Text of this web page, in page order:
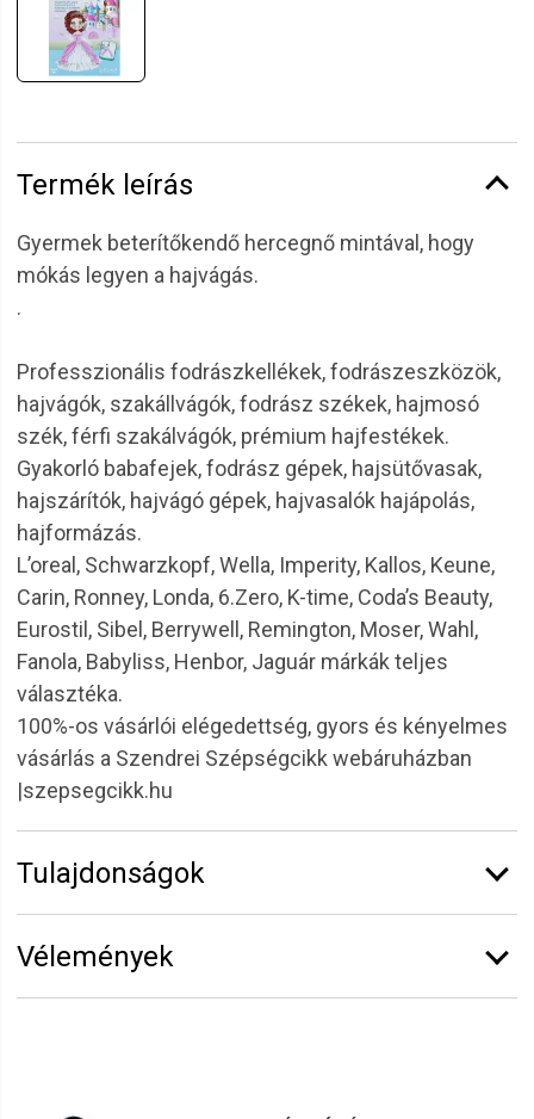
Termék leírás
Gyermek beterítőkendő hercegnő mintával, hogy
mókás legyen a hajvágás.
.
Professzionális fodrászkellékek, fodrászeszközök,
hajvágók, szakállvágók, fodrász székek, hajmosó
szék, férfi szakálvágók, prémium hajfestékek.
Gyakorló babafejek, fodrász gépek, hajsütővasak,
hajszárítók, hajvágó gépek, hajvasalók hajápolás,
hajformázás.
L’oreal, Schwarzkopf, Wella, Imperity, Kallos, Keune,
Carin, Ronney, Londa, 6.Zero, K-time, Coda’s Beauty,
Eurostil, Sibel, Berrywell, Remington, Moser, Wahl,
Fanola, Babyliss, Henbor, Jaguár márkák teljes
választéka.
100%-os vásárlói elégedettség, gyors és kényelmes
vásárlás a Szendrei Szépségcikk webáruházban
|szepsegcikk.hu
Tulajdonságok
Vélemények